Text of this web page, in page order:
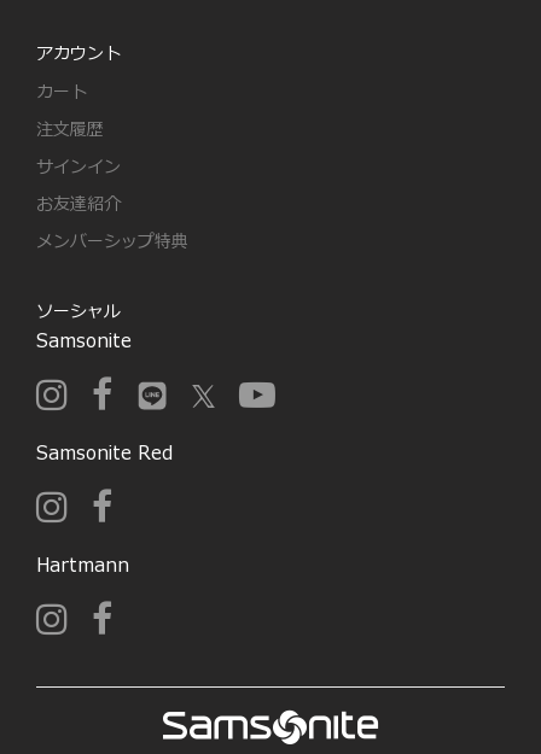
アカウント
カート
注文履歴
サインイン
お友達紹介
メンバーシップ特典
ソーシャル
Samsonite
Samsonite Red
Hartmann